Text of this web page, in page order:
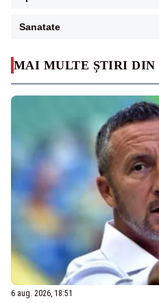
MAI MULTE ȘTIRI DIN
6 aug. 2026, 18:51
Sanatate